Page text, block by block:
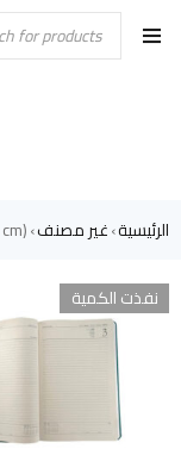
الرئيسية›غير مصنف›
نفذت الكمية